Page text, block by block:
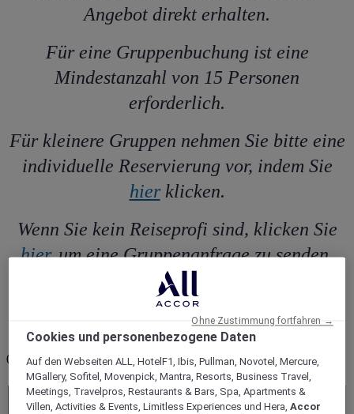
Angebot direkt erhalten.
Für eine Gruppenbuchung ist eine
Mindestanzahl von 15 Personen
erforderlich.
Für kleinere Gruppen nehmen Sie bitte eine
individuelle Reservierung vor, indem Sie
hierklicken.
Wenn Sie kein Reiseprofi sind, klicken Sie
hier, um eine Gruppenanfrage zu senden.
0
Errors
Wählen Sie die Art der Kennung
IATA / TIDS / CLIA
Cookies und personenbezogene Daten
Auf den Webseiten ALL, HotelF1, Ibis, Pullman, Novotel, Mercure,
MGallery, Sofitel, Movenpick, Mantra, Resorts, Business Travel,
Meetings, Travelpros, Restaurants & Bars, Spa, Apartments &
Villen, Activities & Events, Limitless Experiences und Hera,Accor
Ohne Zustimmung fortfahren →